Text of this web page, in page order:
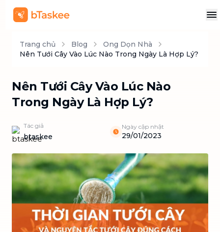
Trang chủ Blog
Ong Dọn Nhà
Nên Tưới Cây Vào Lúc Nào Trong Ngày Là Hợp Lý?
Nên Tưới Cây Vào Lúc Nào
Trong Ngày Là Hợp Lý?
Tác giả
btaskee
Ngày cập nhật
29/01/2023